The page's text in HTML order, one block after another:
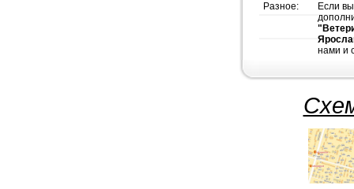
Разное:
Если
нами и